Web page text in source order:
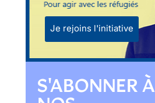
Je rejoins l'initiative
S'ABONNER À